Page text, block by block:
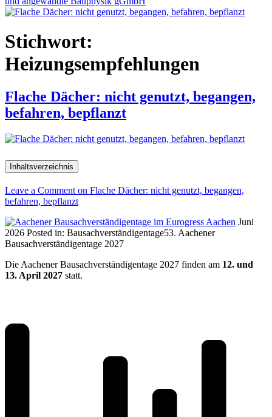
angewandte Bauphysik
Stichwort:
Heizungsempfehlungen
Flache Dächer: nicht genutzt, begangen,
befahren, bepflanzt
Inhaltsverzeichnis
Leave a Comment on Flache Dächer: nicht genutzt, begangen,
befahren, bepflanzt
Juni
2026 Posted in: Bausachverständigentage53. Aachener
Bausachverständigentage 2027
Die Aachener Bausachverständigentage 2027 finden am 12. und
13. April 2027 statt.